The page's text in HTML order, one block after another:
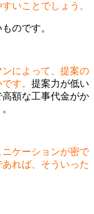
いことでしょう。
のです。
によって、提案の
す。 提案力が低い
額な工事代金がか
ケーションが密で
れば、そういった